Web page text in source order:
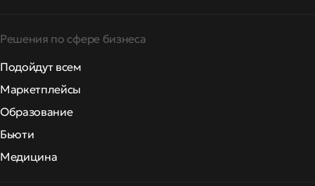
Решения по сфере бизнеса
Подойдут всем
Маркетплейсы
Образование
Бьюти
Медицина